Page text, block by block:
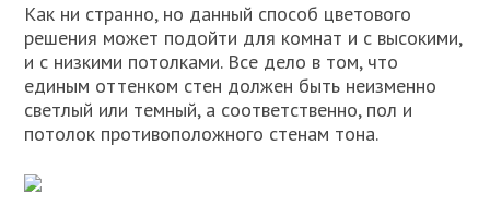
Как ни странно, но данный способ цветового
решения может подойти для комнат и с высокими,
и с низкими потолками. Все дело в том, что
единым оттенком стен должен быть неизменно
светлый или темный, а соответственно, пол и
потолок противоположного стенам тона.